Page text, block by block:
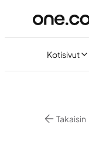
Kotisivut
Takaisin